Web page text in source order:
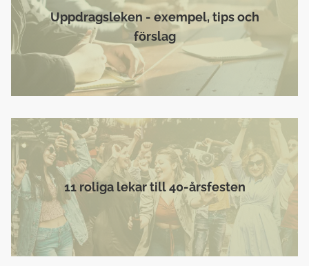
Uppdragsleken - exempel, tips och
förslag
11 roliga lekar till 40-årsfesten